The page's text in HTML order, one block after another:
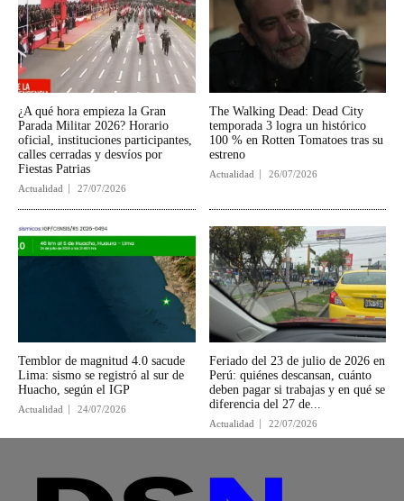
¿A qué hora empieza la Gran
Parada Militar 2026? Horario
oficial, instituciones participantes,
calles cerradas y desvíos por
Fiestas Patrias
Actualidad 27/07/2026
The Walking Dead: Dead City
temporada 3 logra un histórico
100 % en Rotten Tomatoes tras su
estreno
Actualidad 26/07/2026
Temblor de magnitud 4.0 sacude
Lima: sismo se registró al sur de
Huacho, según el IGP
Actualidad 24/07/2026
Feriado del 23 de julio de 2026 en
Perú: quiénes descansan, cuánto
deben pagar si trabajas y en qué se
diferencia del 27 de...
Actualidad 22/07/2026